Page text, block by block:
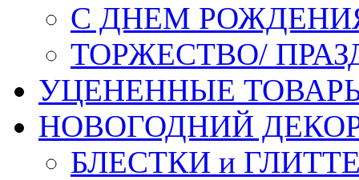
С ДНЕМ
ТОРЖЕСТВО/
УЦЕНЕННЫЕ
НОВОГОДНИЙ
БЛЕСТКИ и